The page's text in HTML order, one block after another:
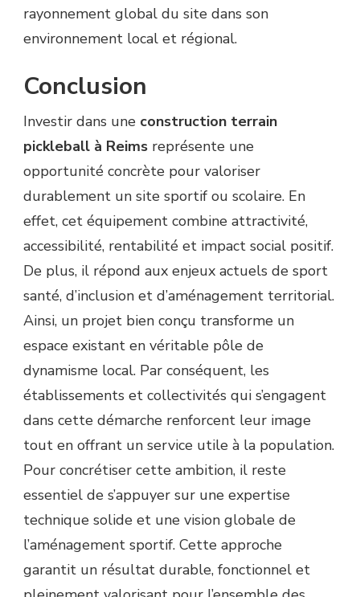
rayonnement global du site dans son
environnement local et régional.
Conclusion
Investir dans une construction terrain
pickleball à Reims représente une
opportunité concrète pour valoriser
durablement un site sportif ou scolaire. En
effet, cet équipement combine attractivité,
accessibilité, rentabilité et impact social positif.
De plus, il répond aux enjeux actuels de sport
santé, d’inclusion et d’aménagement territorial.
Ainsi, un projet bien conçu transforme un
espace existant en véritable pôle de
dynamisme local. Par conséquent, les
établissements et collectivités qui s’engagent
dans cette démarche renforcent leur image
tout en offrant un service utile à la population.
Pour concrétiser cette ambition, il reste
essentiel de s’appuyer sur une expertise
technique solide et une vision globale de
l’aménagement sportif. Cette approche
garantit un résultat durable, fonctionnel et